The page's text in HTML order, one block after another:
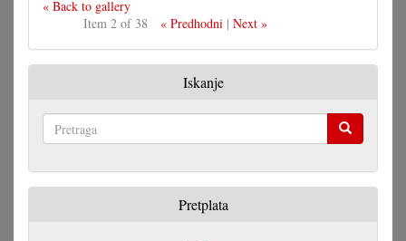
« Back to gallery
Item 2 of 38
« Predhodni| Next »
Iskanje
Pretplata